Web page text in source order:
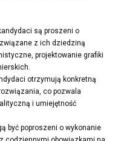
są proszeni o
z ich dziedziną
projektowanie grafiki
otrzymują konkretną
co pozwala
i umiejętność
być poproszeni o wykonanie